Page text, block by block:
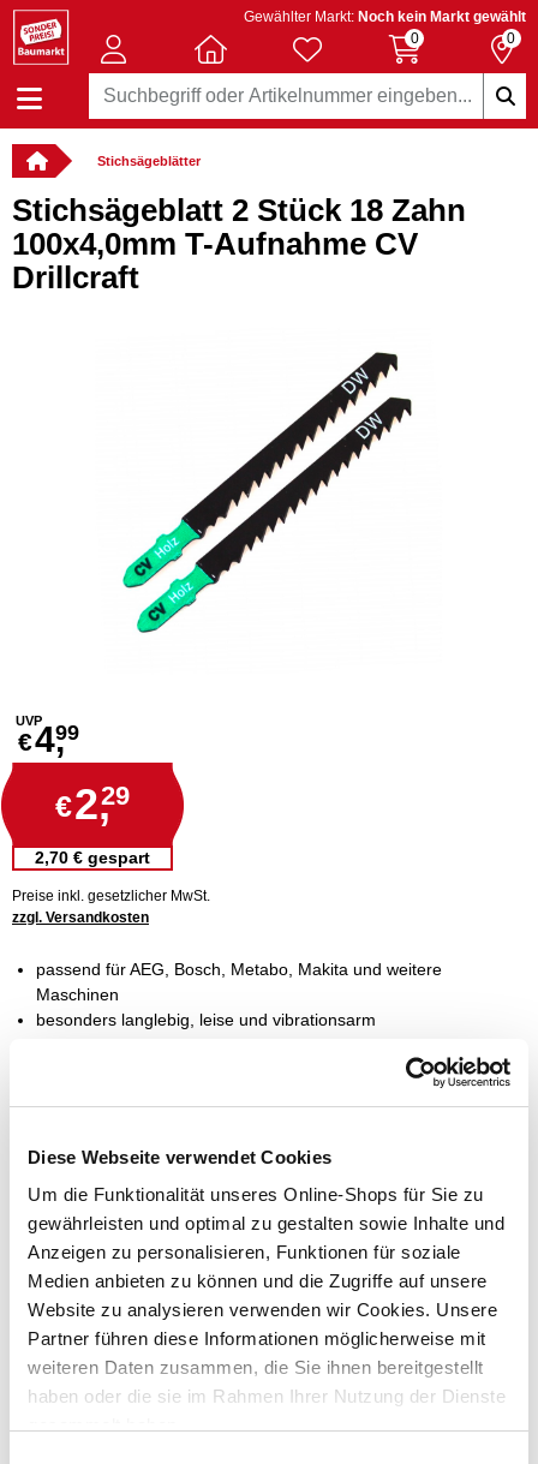
Diese Webseite verwendet Cookies
Um die Funktionalität unseres Online-Shops für Sie zu
gewährleisten und optimal zu gestalten sowie Inhalte und
Anzeigen zu personalisieren, Funktionen für soziale
Medien anbieten zu können und die Zugriffe auf unsere
Website zu analysieren verwenden wir Cookies. Unsere
Partner führen diese Informationen möglicherweise mit
weiteren Daten zusammen, die Sie ihnen bereitgestellt
haben oder die sie im Rahmen Ihrer Nutzung der Dienste
Gewählter Markt: Noch kein Markt gewählt
0
0
Stichsägeblätter
Stichsägeblatt 2 Stück 18 Zahn
100x4,0mm T-Aufnahme CV
Drillcraft
UVP
€4,99
€2,29
2,70 € gespart
Preise inkl. gesetzlicher MwSt.
zzgl. Versandkosten
passend für AEG, Bosch, Metabo, Makita und weitere
Maschinen
besonders langlebig, leise und vibrationsarm
geeignet für Holz, kunststoffbeschichtete Hölzer, Kunststoffe
Verfügbarkeit online: Nur noch 1 auf Lager
Um Abholung im Markt nutzen zu können, wähle zunächst
einen Markt
Verfügbarkeit:
Jetzt prüfen und Markt auswählen
Menge